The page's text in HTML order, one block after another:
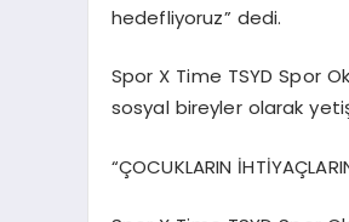
hedefliyoruz” dedi.
Spor X Time TSYD Spor
sosyal bireyler olarak
“ÇOCUKLARIN